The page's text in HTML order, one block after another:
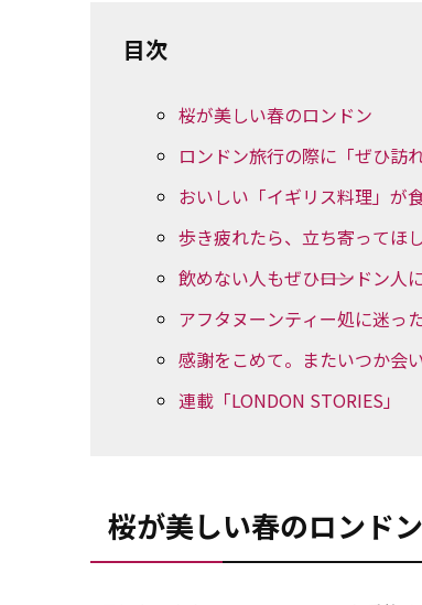
目次
桜が美しい春のロンドン
ロンドン旅行の際に「ぜひ訪
おいしい「イギリス料理」が
歩き疲れたら、立ち寄ってほ
飲めない人もぜひ――ロンドン
アフタヌーンティー処に迷っ
感謝をこめて。またいつか会
連載「LONDON STORIES」
桜が美しい春のロンドン